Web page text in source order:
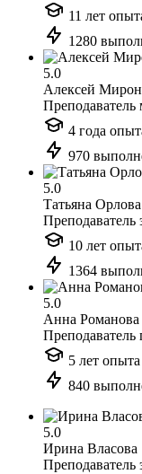
11 лет
1280
5.0
Алексей
Преподаватель
4 года
970
5.0
Татьяна Орлова
Преподаватель
10 лет
1364
5.0
Анна Романова
Преподаватель
5 лет опыта
840
5.0
Ирина Власова
Преподаватель